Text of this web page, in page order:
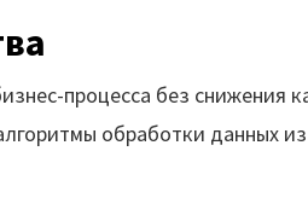
процесса без снижения
обработки данных из